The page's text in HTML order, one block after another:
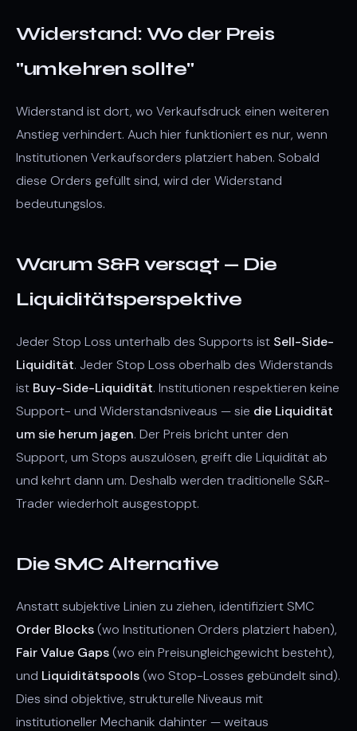
Widerstand: Wo der Preis
"umkehren sollte"
Widerstand ist dort, wo Verkaufsdruck einen weiteren
Anstieg verhindert. Auch hier funktioniert es nur, wenn
Institutionen Verkaufsorders platziert haben. Sobald
diese Orders gefüllt sind, wird der Widerstand
bedeutungslos.
Warum S&R versagt — Die
Liquiditätsperspektive
Jeder Stop Loss unterhalb des Supports ist Sell-Side-
Liquidität. Jeder Stop Loss oberhalb des Widerstands
ist Buy-Side-Liquidität. Institutionen respektieren keine
Support- und Widerstandsniveaus — sie die Liquidität
um sie herum jagen. Der Preis bricht unter den
Support, um Stops auszulösen, greift die Liquidität ab
und kehrt dann um. Deshalb werden traditionelle S&R-
Trader wiederholt ausgestoppt.
Die SMC Alternative
Anstatt subjektive Linien zu ziehen, identifiziert SMC
Order Blocks(wo Institutionen Orders platziert haben),
Fair Value Gaps(wo ein Preisungleichgewicht besteht),
und Liquiditätspools(wo Stop-Losses gebündelt sind).
Dies sind objektive, strukturelle Niveaus mit
institutioneller Mechanik dahinter — weitaus